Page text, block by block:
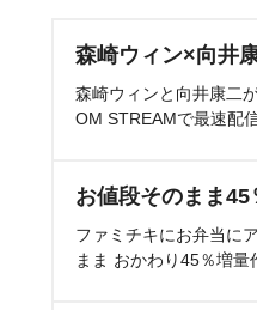
森崎ウィン×向井
森崎ウィンと向井康二
OM STREAMで最速配
お値段そのまま
ファミチキにお弁当に
まま おかわり45％増量